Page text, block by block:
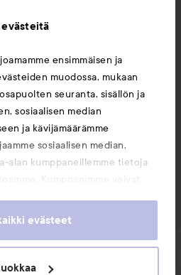
ensimmäisen ja
muodossa, mukaan
seuranta, sisällön ja
sosiaalisen median
ja kävijämäärämme
sosiaalisen median,
alan kumppaneillemme tietoja
kun olet käyttänyt heidän
evästeet